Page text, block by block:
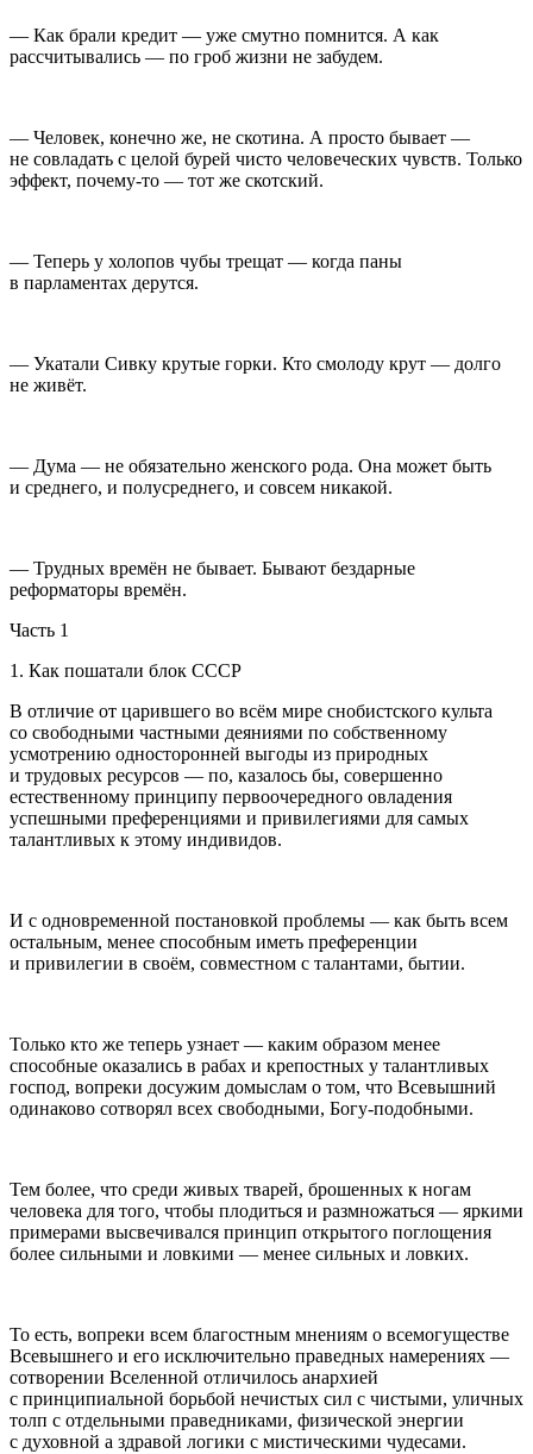
— Как брали кредит — уже смутно помнится. А как
рассчитывались — по гроб жизни не забудем.
— Человек, конечно же, не скотина. А просто бывает —
не совладать с целой бурей чисто человеческих чувств. Только
эффект, почему-то — тот же скотский.
— Теперь у холопов чубы трещат — когда паны
в парламентах дерутся.
— Укатали Сивку крутые горки. Кто смолоду крут — долго
не живёт.
— Дума — не обязательно женского рода. Она может быть
и среднего, и полусреднего, и совсем никакой.
— Трудных времён не бывает. Бывают бездарные
реформаторы времён.
Часть 1
1. Как пошатали блок СССР
В отличие от царившего во всём мире снобистского культа
со свободными частными деяниями по собственному
усмотрению односторонней выгоды из природных
и трудовых ресурсов — по, казалось бы, совершенно
естественному принципу первоочередного овладения
успешными преференциями и привилегиями для самых
талантливых к этому индивидов.
И с одновременной постановкой проблемы — как быть всем
остальным, менее способным иметь преференции
и привилегии в своём, совместном с талантами, бытии.
Только кто же теперь узнает — каким образом менее
способные оказались в рабах и крепостных у талантливых
господ, вопреки досужим домыслам о том, что Всевышний
одинаково сотворял всех свободными, Богу-подобными.
Тем более, что среди живых тварей, брошенных к ногам
человека для того, чтобы плодиться и размножаться — яркими
примерами высвечивался принцип открытого поглощения
более сильными и ловкими — менее сильных и ловких.
То есть, вопреки всем благостным мнениям о всемогуществе
Всевышнего и его исключительно праведных намерениях —
сотворении Вселенной отличилось анархией
с принципиальной борьбой нечистых сил с чистыми, уличных
толп с отдельными праведниками, физической энергии
с духовной а здравой логики с мистическими чудесами.